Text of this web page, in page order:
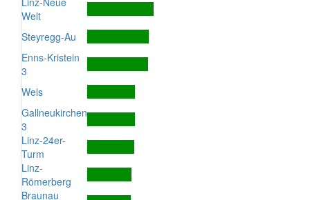
Welt
Steyregg-Au
Enns-Kristein
3
Wels
Gallneukirchen
3
Linz-24er-
Turm
Linz-
Römerberg
Braunau